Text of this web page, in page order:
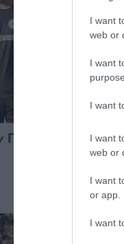
I want
web or
I want
I want
I want
web or
I want
or app.
I want
Για
05/08/